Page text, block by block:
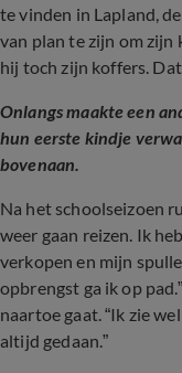
te vinden in Lapland,
van plan te zijn om
hij toch zijn koffers.
Onlangs maakte een
hun eerste kindje
bovenaan.
Na het schoolseizoen
weer gaan reizen. Ik
verkopen en mijn
opbrengst ga ik op
naartoe gaat. “Ik zie
altijd gedaan.”